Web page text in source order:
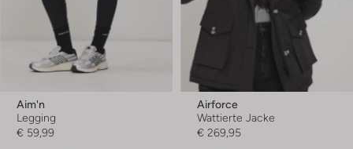
Aim'n
Legging
€ 59,99
Airforce
Wattierte Jacke
€ 269,95